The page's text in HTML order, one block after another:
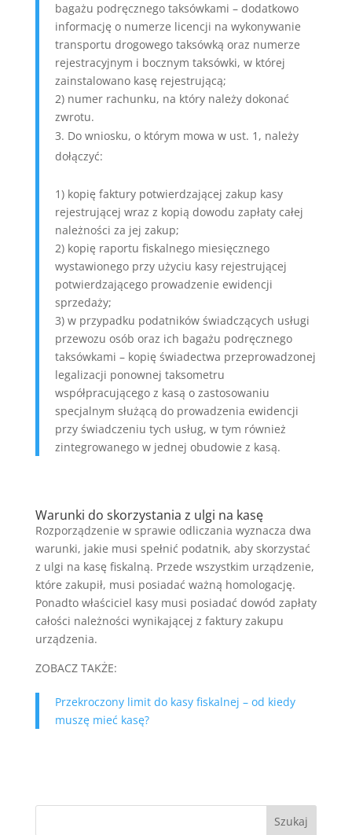
bagażu podręcznego taksówkami – dodatkowo
informację o numerze licencji na wykonywanie
transportu drogowego taksówką oraz numerze
rejestracyjnym i bocznym taksówki, w której
zainstalowano kasę rejestrującą;
2) numer rachunku, na który należy dokonać
zwrotu.
Do wniosku, o którym mowa w ust. 1, należy
dołączyć:
1) kopię faktury potwierdzającej zakup kasy
rejestrującej wraz z kopią dowodu zapłaty całej
należności za jej zakup;
2) kopię raportu fiskalnego miesięcznego
wystawionego przy użyciu kasy rejestrującej
potwierdzającego prowadzenie ewidencji
sprzedaży;
3) w przypadku podatników świadczących usługi
przewozu osób oraz ich bagażu podręcznego
taksówkami – kopię świadectwa przeprowadzonej
legalizacji ponownej taksometru
współpracującego z kasą o zastosowaniu
specjalnym służącą do prowadzenia ewidencji
przy świadczeniu tych usług, w tym również
zintegrowanego w jednej obudowie z kasą.
Warunki do skorzystania z ulgi na kasę
Rozporządzenie w sprawie odliczania wyznacza dwa
warunki, jakie musi spełnić podatnik, aby skorzystać
z ulgi na kasę fiskalną. Przede wszystkim urządzenie,
które zakupił, musi posiadać ważną homologację.
Ponadto właściciel kasy musi posiadać dowód zapłaty
całości należności wynikającej z faktury zakupu
urządzenia.
ZOBACZ TAKŻE:
Przekroczony limit do kasy fiskalnej – od kiedy
muszę mieć kasę?